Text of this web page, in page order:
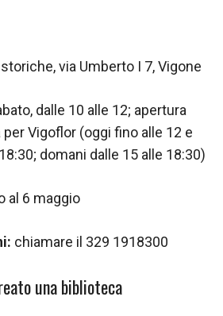
via Umberto I 7, Vigone
dalle 10 alle 12; apertura
Vigoflor (oggi fino alle 12 e
domani dalle 15 alle 18:30)
al 6 maggio
chiamare il 329 1918300
una biblioteca